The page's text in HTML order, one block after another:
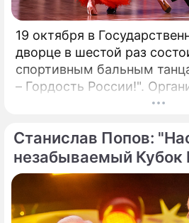
19 октября в
дворце в шестой раз
спортивным бальным
– Гордость России!". Организатор –
президент Российского
народный артист России
Станислав Попов:
незабываемый Кубок